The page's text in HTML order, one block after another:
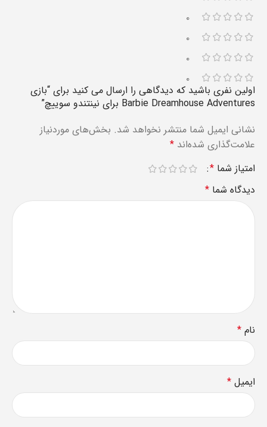
۰
۰
۰
۰
اولین نفری باشید که دیدگاهی را ارسال می کنید برای “بازی
Barbie Dreamhouse Adventures برای نینتندو سوییچ”
نشانی ایمیل شما منتشر نخواهد شد. بخش‌های موردنیاز
علامت‌گذاری شده‌اند *
امتیاز شما *
دیدگاه شما *
نام *
ایمیل *